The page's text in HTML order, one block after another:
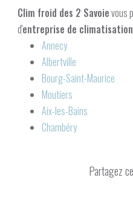
Clim froid des 2 Savoievous
d'entreprise de climatisation
Annecy
Albertville
Bourg-Saint-Maurice
Moutiers
Aix-les-Bains
Chambéry